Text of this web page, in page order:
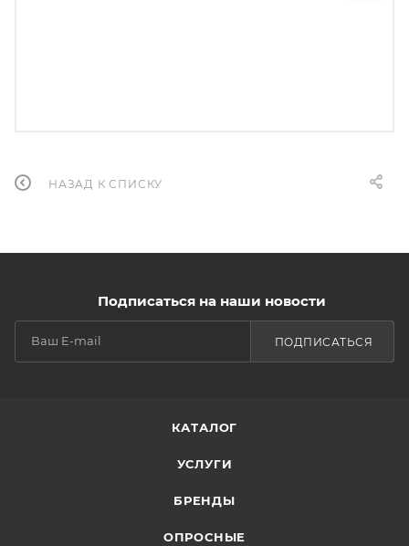
НАЗАД К СПИСКУ
Подписаться на наши новости
ПОДПИСАТЬСЯ
КАТАЛОГ
УСЛУГИ
БРЕНДЫ
ОПРОСНЫЕ